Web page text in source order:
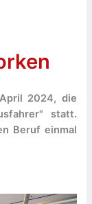
2024, die
statt.
Beruf einmal